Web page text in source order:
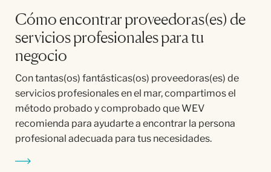
Cómo encontrar proveedoras(es) de
servicios profesionales para tu
negocio
Con tantas(os) fantásticas(os) proveedoras(es) de
servicios profesionales en el mar, compartimos el
método probado y comprobado que WEV
recomienda para ayudarte a encontrar la persona
profesional adecuada para tus necesidades.